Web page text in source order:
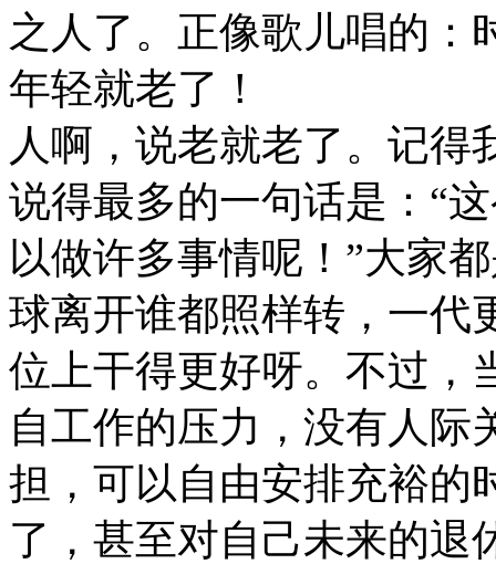
之人了。正像歌儿唱的：
年轻就老了！
人啊，说老就老了。记得
说得最多的一句话是：“
以做许多事情呢！”大家
球离开谁都照样转，一代
位上干得更好呀。不过，
自工作的压力，没有人际
担，可以自由安排充裕的
了，甚至对自己未来的退